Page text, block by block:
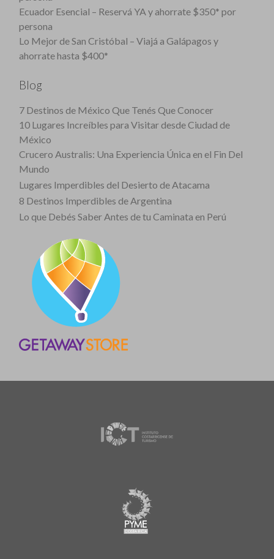
Ecuador Esencial – Reservá YA y ahorrate $350* por
persona
Lo Mejor de San Cristóbal – Viajá a Galápagos y
ahorrate hasta $400*
Blog
7 Destinos de México Que Tenés Que Conocer
10 Lugares Increíbles para Visitar desde Ciudad de
México
Crucero Australis: Una Experiencia Única en el Fin Del
Mundo
Lugares Imperdibles del Desierto de Atacama
8 Destinos Imperdibles de Argentina
Lo que Debés Saber Antes de tu Caminata en Perú